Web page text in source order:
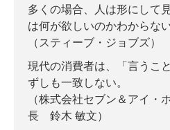
多くの場合、人は形にして
は何が欲しいのかわからない
（スティーブ・ジョブズ）
現代の消費者は、「言うこ
ずしも一致しない。
（株式会社セブン＆アイ
長 鈴木 敏文）